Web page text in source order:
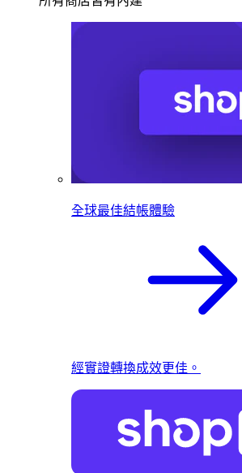
全球最佳結帳體驗
經實證轉換成效更佳。